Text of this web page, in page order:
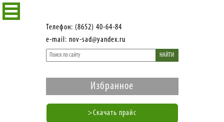
Телефон: (8652) 40-64-84
e-mail: nov-sad@yandex.ru
НАЙТИ
Избранное
>Скачать прайс